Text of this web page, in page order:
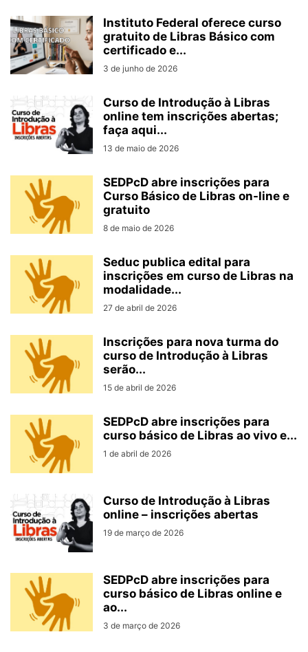
Instituto Federal oferece curso
gratuito de Libras Básico com
certificado e...
3 de junho de 2026
Curso de Introdução à Libras
online tem inscrições abertas;
faça aqui...
13 de maio de 2026
SEDPcD abre inscrições para
Curso Básico de Libras on-line e
gratuito
8 de maio de 2026
Seduc publica edital para
inscrições em curso de Libras na
modalidade...
27 de abril de 2026
Inscrições para nova turma do
curso de Introdução à Libras
serão...
15 de abril de 2026
SEDPcD abre inscrições para
curso básico de Libras ao vivo e...
1 de abril de 2026
Curso de Introdução à Libras
online – inscrições abertas
19 de março de 2026
SEDPcD abre inscrições para
curso básico de Libras online e
ao...
3 de março de 2026